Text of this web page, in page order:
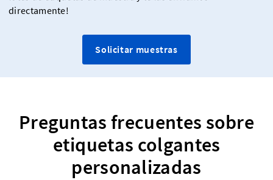
directamente!
Solicitar muestras
Preguntas frecuentes sobre
etiquetas colgantes
personalizadas